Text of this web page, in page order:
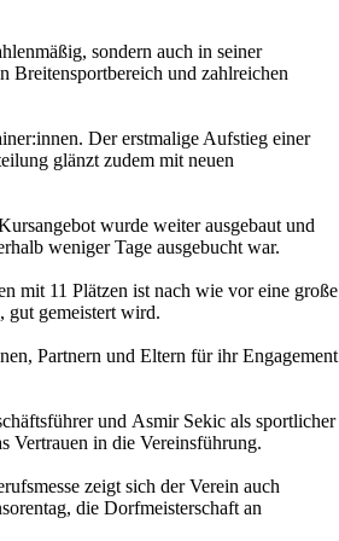
sondern auch in seiner
Breitensportbereich und zahlreichen
Der erstmalige Aufstieg einer
glänzt zudem mit neuen
wurde weiter ausgebaut und
weniger Tage ausgebucht war.
mit 11 Plätzen ist nach wie vor eine große
gut gemeistert wird.
Partnern und Eltern für ihr Engagement
und Asmir Sekic als sportlicher
Vertrauen in die Vereinsführung.
zeigt sich der Verein auch
die Dorfmeisterschaft an